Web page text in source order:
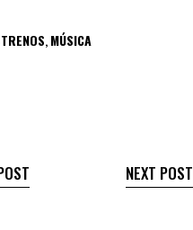
,MÚSICA
NEXT POST